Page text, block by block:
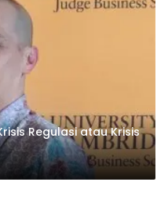
Regulasi atau Krisis